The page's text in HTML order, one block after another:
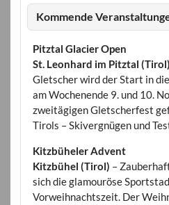
Kommende
Pitztal Glacier Open
St. Leonhard im Pitztal (Tirol)
Gletscher wird der Start in
am Wochenende 9. und 10.
zweitägigen Gletscherfest
Tirols – Skivergnügen und
Kitzbüheler Advent
Kitzbühel (Tirol) –
sich die glamouröse
Vorweihnachtszeit. Der